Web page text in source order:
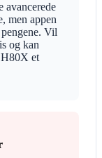
men appen
Vil
og kan
et